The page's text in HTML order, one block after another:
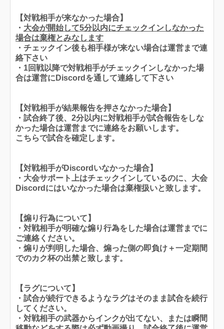
【対戦相手が来なかった場合】
・ 大会が開始して5分以内にチェックインしなかった
場合は棄権とみなします
・チェックイン後も相手様が来ない場合は運営まで連
絡下さい
・1回戦以降で対戦相手がチェックインしなかった場
合は運営にDiscordを通して連絡して下さい
【対戦相手が結果報告を押さなかった場合】
・試合終了後、2分以内に対戦相手が試合報告をしな
かった場合は運営までに連絡をお願いします。
こちらで試合を確定します。
【対戦相手がDiscordいなかった場合】
・大会サポート上はチェックインしているのに、大会
Discordにはいなかった場合は棄権扱いと致します。
【煽り行為について】
・対戦相手が明確な煽り行為をした場合は運営までに
ご連絡ください。
・煽りが判明した場合、煽った側の即負け＋一定期間
でのカク杯の出禁と致します。
【ラグについて】
・試合が続行できるようなラグはそのまま試合を続行
してください。
・対戦相手の武器からインクが出てない、または瞬間